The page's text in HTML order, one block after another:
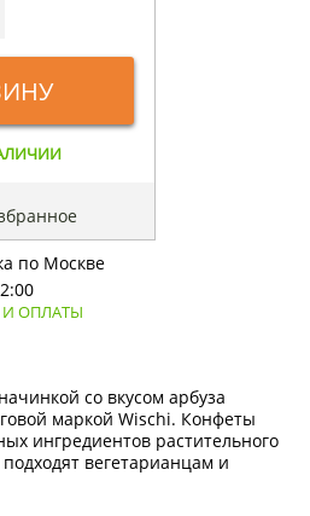
по Москве
ОПЛАТЫ
со вкусом арбуза
маркой Wischi. Конфеты
ингредиентов растительного
вегетарианцам и